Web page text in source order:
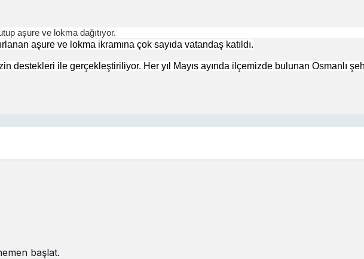
aşure ve lokma dağıtıyor.
aşure ve lokma ikramına çok sayıda vatandaş katıldı.
destekleri ile gerçekleştiriliyor. Her yıl Mayıs ayında ilçemizde bulunan
başlat.